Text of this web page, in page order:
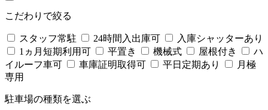
こだわりで絞る
スタッフ常駐 24時間入出庫可
入庫シャッターあり
1ヵ月短期利用可
平置き 機械式 屋根付き
ハ
イルーフ車可
車庫証明取得可 平日定期あり
月極
専用
駐車場の種類を選ぶ